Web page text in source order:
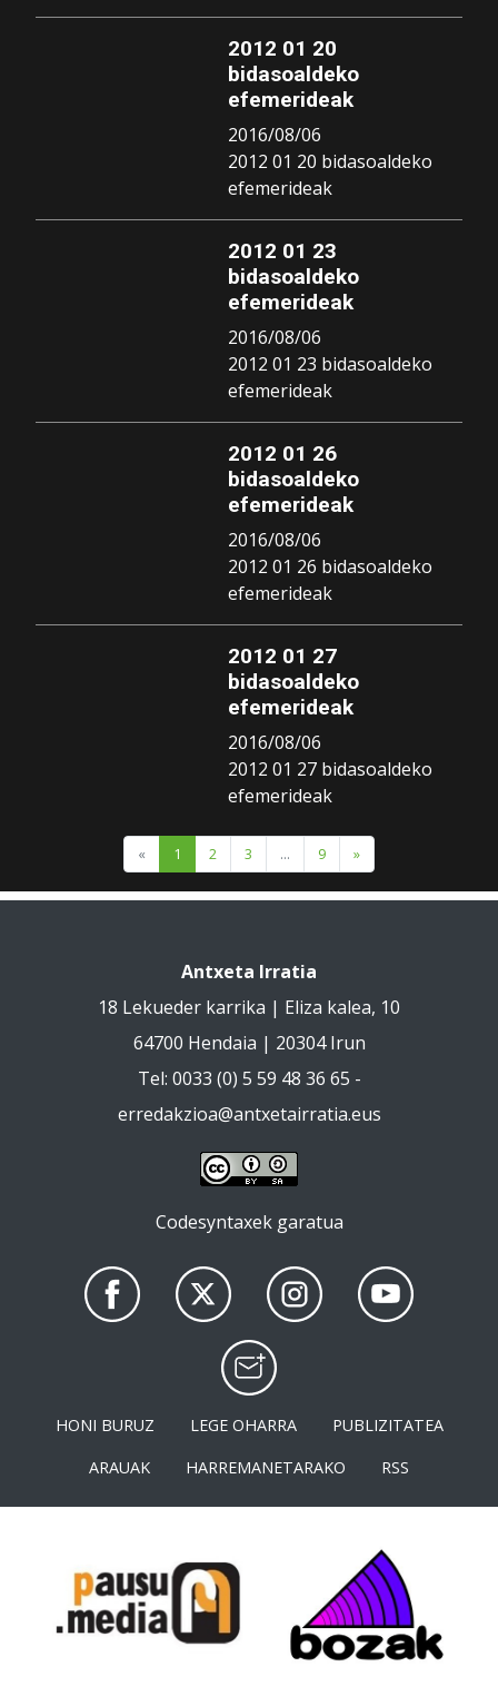
2012 01 20
bidasoaldeko
efemerideak
2016/08/06
2012 01 20 bidasoaldeko
efemerideak
2012 01 23
bidasoaldeko
efemerideak
2016/08/06
2012 01 23 bidasoaldeko
efemerideak
2012 01 26
bidasoaldeko
efemerideak
2016/08/06
2012 01 26 bidasoaldeko
efemerideak
2012 01 27
bidasoaldeko
efemerideak
2016/08/06
2012 01 27 bidasoaldeko
efemerideak
« 1 2 3 ... 9 »
Antxeta Irratia
18 Lekueder karrika | Eliza kalea, 10
64700 Hendaia | 20304 Irun
Tel: 0033 (0) 5 59 48 36 65 -
erredakzioa@antxetairratia.eus
Codesyntaxek garatua
HONI BURUZ LEGE OHARRA
PUBLIZITATEA
ARAUAK
HARREMANETARAKO RSS